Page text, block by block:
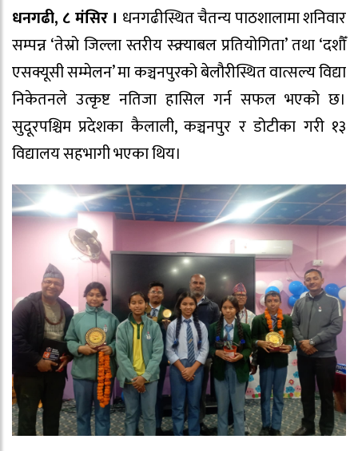
धनगढी, ८ मंसिर । धनगढीस्थित चैतन्य पाठशालामा शनिवार
सम्पन्न ‘तेस्रो जिल्ला स्तरीय स्क्र्याबल प्रतियोगिता’ तथा ‘दशौँ
एसक्यूसी सम्मेलन’ मा कञ्चनपुरको बेलौरीस्थित वात्सल्य विद्या
निकेतनले उत्कृष्ट नतिजा हासिल गर्न सफल भएको छ।
सुदूरपश्चिम प्रदेशका कैलाली, कञ्चनपुर र डोटीका गरी १३
विद्यालय सहभागी भएका थिय।